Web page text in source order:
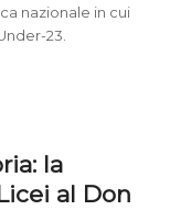
nazionale in cui
23.
la
al Don